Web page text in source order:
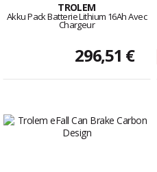
TROLEM
Akku Pack Batterie Lithium 16Ah Avec
Chargeur
296,51 €